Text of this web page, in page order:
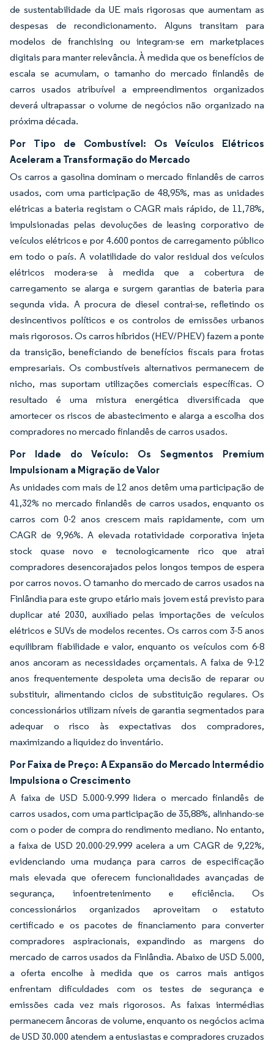
de sustentabilidade da UE mais rigorosas que aumentam as
despesas de recondicionamento. Alguns transitam para
modelos de franchising ou integram-se em marketplaces
digitais para manter relevância. À medida que os benefícios de
escala se acumulam, o tamanho do mercado finlandês de
carros usados atribuível a empreendimentos organizados
deverá ultrapassar o volume de negócios não organizado na
próxima década.
Por Tipo de Combustível: Os Veículos Elétricos
Aceleram a Transformação do Mercado
Os carros a gasolina dominam o mercado finlandês de carros
usados, com uma participação de 48,95%, mas as unidades
elétricas a bateria registam o CAGR mais rápido, de 11,78%,
impulsionadas pelas devoluções de leasing corporativo de
veículos elétricos e por 4.600 pontos de carregamento público
em todo o país. A volatilidade do valor residual dos veículos
elétricos modera-se à medida que a cobertura de
carregamento se alarga e surgem garantias de bateria para
segunda vida. A procura de diesel contrai-se, refletindo os
desincentivos políticos e os controlos de emissões urbanos
mais rigorosos. Os carros híbridos (HEV/PHEV) fazem a ponte
da transição, beneficiando de benefícios fiscais para frotas
empresariais. Os combustíveis alternativos permanecem de
nicho, mas suportam utilizações comerciais específicas. O
resultado é uma mistura energética diversificada que
amortecer os riscos de abastecimento e alarga a escolha dos
compradores no mercado finlandês de carros usados.
Por Idade do Veículo: Os Segmentos Premium
Impulsionam a Migração de Valor
As unidades com mais de 12 anos detêm uma participação de
41,32% no mercado finlandês de carros usados, enquanto os
carros com 0-2 anos crescem mais rapidamente, com um
CAGR de 9,96%. A elevada rotatividade corporativa injeta
stock quase novo e tecnologicamente rico que atrai
compradores desencorajados pelos longos tempos de espera
por carros novos. O tamanho do mercado de carros usados na
Finlândia para este grupo etário mais jovem está previsto para
duplicar até 2030, auxiliado pelas importações de veículos
elétricos e SUVs de modelos recentes. Os carros com 3-5 anos
equilibram fiabilidade e valor, enquanto os veículos com 6-8
anos ancoram as necessidades orçamentais. A faixa de 9-12
anos frequentemente despoleta uma decisão de reparar ou
substituir, alimentando ciclos de substituição regulares. Os
concessionários utilizam níveis de garantia segmentados para
adequar o risco às expectativas dos compradores,
maximizando a liquidez do inventário.
Por Faixa de Preço: A Expansão do Mercado Intermédio
Impulsiona o Crescimento
A faixa de USD 5.000-9.999 lidera o mercado finlandês de
carros usados, com uma participação de 35,88%, alinhando-se
com o poder de compra do rendimento mediano. No entanto,
a faixa de USD 20.000-29.999 acelera a um CAGR de 9,22%,
evidenciando uma mudança para carros de especificação
mais elevada que oferecem funcionalidades avançadas de
segurança, infoentretenimento e eficiência. Os
concessionários organizados aproveitam o estatuto
certificado e os pacotes de financiamento para converter
compradores aspiracionais, expandindo as margens do
mercado de carros usados da Finlândia. Abaixo de USD 5.000,
a oferta encolhe à medida que os carros mais antigos
enfrentam dificuldades com os testes de segurança e
emissões cada vez mais rigorosos. As faixas intermédias
permanecem âncoras de volume, enquanto os negócios acima
de USD 30.000 atendem a entusiastas e compradores cruzados